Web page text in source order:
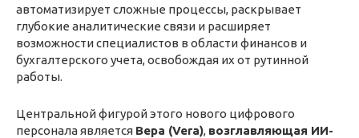
автоматизирует сложные процессы, раскрывает
глубокие аналитические связи и расширяет
возможности специалистов в области финансов и
бухгалтерского учета, освобождая их от рутинной
работы.
Центральной фигурой этого нового цифрового
персонала является Вера (Vera), возглавляющая ИИ-